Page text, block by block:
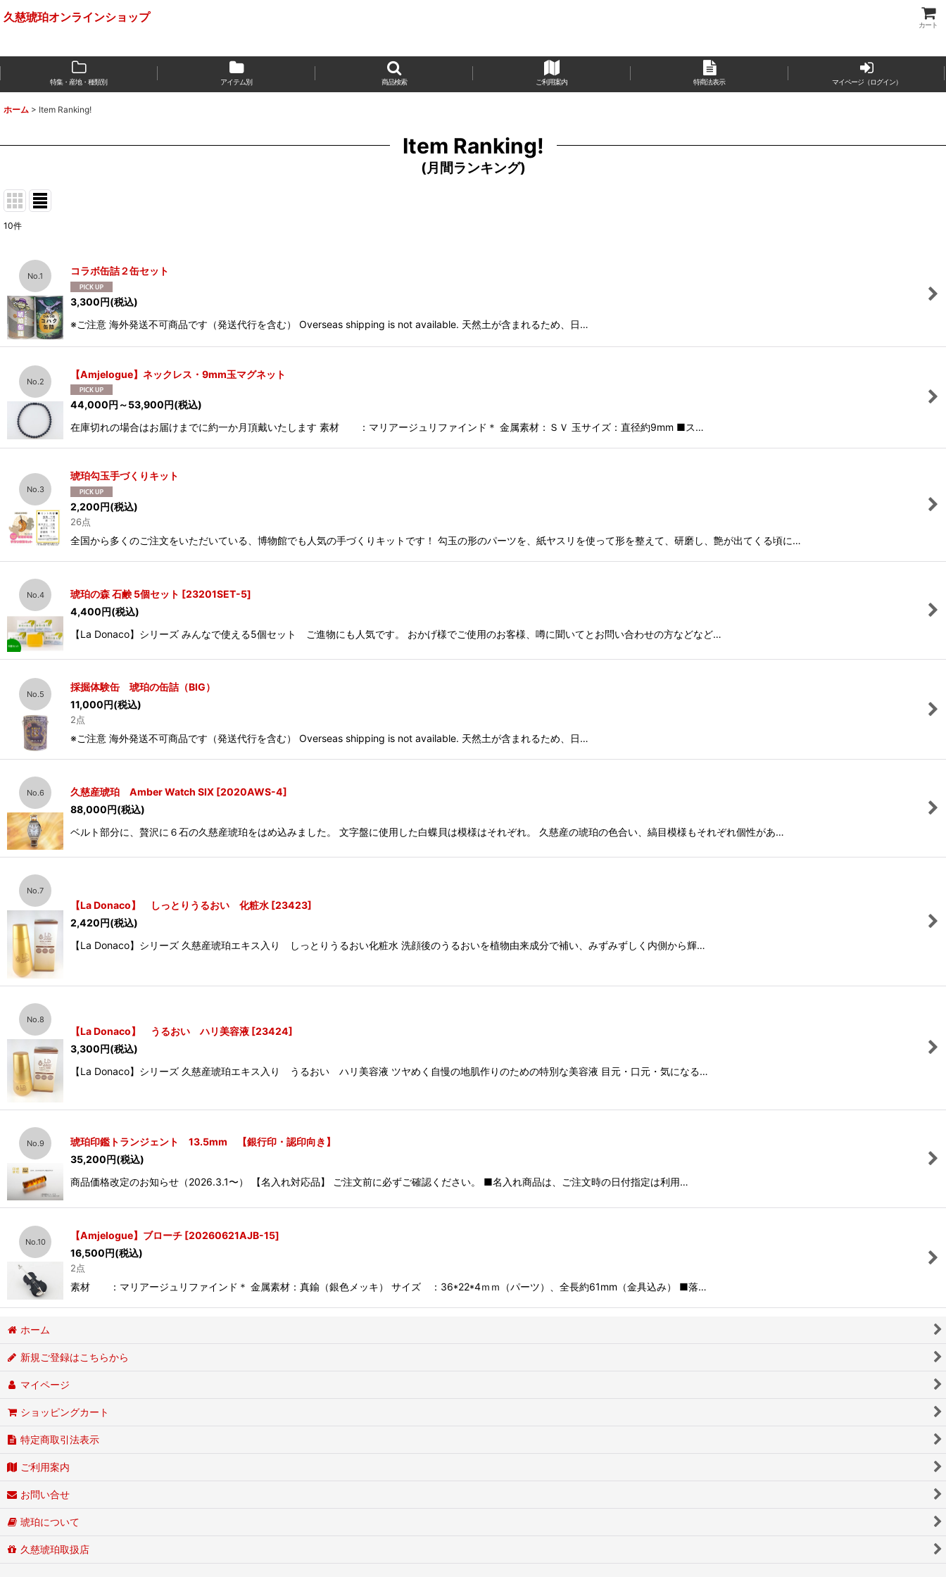
久慈琥珀オンラインショップ
カート
特集・産地・種類別 アイテム別 商品検索 ご利用案内 特商法表示 マイページ（ログイン）
ホーム > Item Ranking!
Item Ranking!
(月間ランキング)
10件
No.1 コラボ缶詰２缶セット
3,300円(税込)
※ご注意 海外発送不可商品です（発送代行を含む） Overseas shipping is not available. 天然土が含まれるため、日…
No.2
【Amjelogue】ネックレス・9mm玉マグネット
44,000円 ～53,900円(税込)
在庫切れの場合はお届けまでに約一か月頂戴いたします 素材 ：マリアージュリファインド＊ 金属素材：ＳＶ 玉サイズ：直径約9mm ■ス…
No.3
琥珀勾玉手づくりキット
2,200円(税込)
26点
全国から多くのご注文をいただいている、博物館でも人気の手づくりキットです！ 勾玉の形のパーツを、紙ヤスリを使って形を整えて、研磨し、艶が出てくる頃に…
No.4 琥珀の森 石鹸 5個セット [23201SET-5]
4,400円(税込)
【La Donaco】シリーズ みんなで使える5個セット ご進物にも人気です。 おかげ様でご使用のお客様、噂に聞いてとお問い合わせの方などなど…
No.5
採掘体験缶 琥珀の缶詰（BIG）
11,000円(税込)
2点
※ご注意 海外発送不可商品です（発送代行を含む） Overseas shipping is not available. 天然土が含まれるため、日…
No.6 久慈産琥珀 Amber Watch SIX [2020AWS-4]
88,000円(税込)
ベルト部分に、贅沢に６石の久慈産琥珀をはめ込みました。 文字盤に使用した白蝶貝は模様はそれぞれ。 久慈産の琥珀の色合い、縞目模様もそれぞれ個性があ…
No.7
【La Donaco】 しっとりうるおい 化粧水 [23423]
2,420円(税込)
【La Donaco】シリーズ 久慈産琥珀エキス入り しっとりうるおい化粧水 洗顔後のうるおいを植物由来成分で補い、みずみずしく内側から輝…
No.8
【La Donaco】 うるおい ハリ美容液 [23424]
3,300円(税込)
【La Donaco】シリーズ 久慈産琥珀エキス入り うるおい ハリ美容液 ツヤめく自慢の地肌作りのための特別な美容液 目元・口元・気になる…
No.9
琥珀印鑑トランジェント 13.5mm 【銀行印・認印向き】
35,200円(税込)
商品価格改定のお知らせ（2026.3.1〜） 【名入れ対応品】 ご注文前に必ずご確認ください。 ■名入れ商品は、ご注文時の日付指定は利用…
No.10
【Amjelogue】ブローチ [20260621AJB-15]
16,500円(税込)
2点
素材 ：マリアージュリファインド＊ 金属素材：真鍮（銀色メッキ） サイズ ：36*22*4ｍｍ（パーツ）、全長約61mm（金具込み） ■落…
ホーム
新規ご登録はこちらから
マイページ
ショッピングカート
特定商取引法表示
ご利用案内
お問い合せ
琥珀について
久慈琥珀取扱店